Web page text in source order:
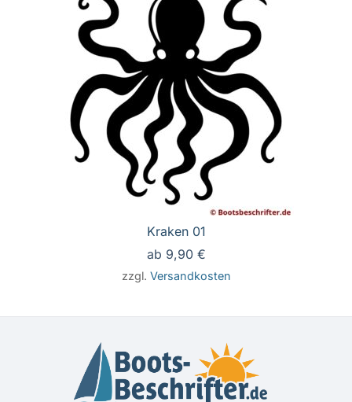
Kraken 01
ab 9,90 €
zzgl. Versandkosten